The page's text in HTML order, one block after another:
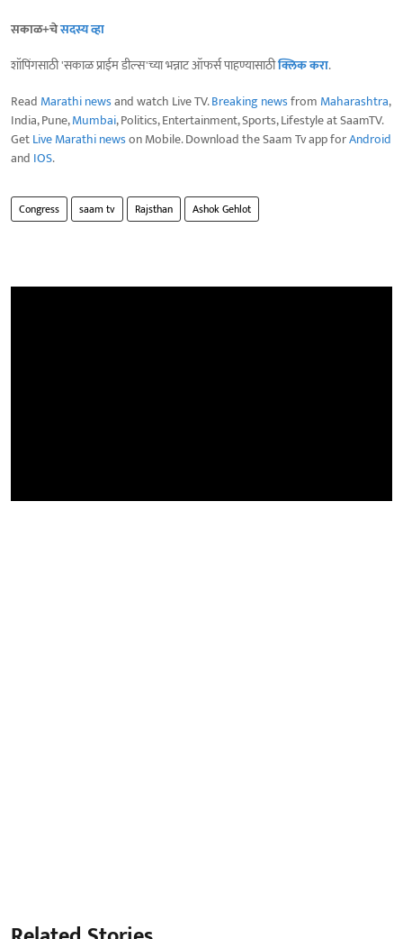
सकाळ+चेसदस्य व्हा
शॉपिंगसाठी 'सकाळ प्राईम डील्स'च्या भन्नाट ऑफर्स पाहण्यासाठीक्लिक करा.
Read Marathi newsand watch Live TV.Breaking newsfrom Maharashtra,
India, Pune,Mumbai, Politics, Entertainment, Sports, Lifestyle at SaamTV.
GetLive Marathi newson Mobile. Download the Saam Tv app forAndroid
and IOS.
Congress saam tv Rajsthan Ashok Gehlot